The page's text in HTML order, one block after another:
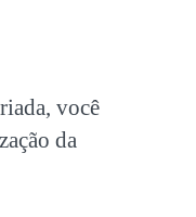
você
da